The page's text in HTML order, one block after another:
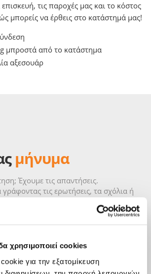
χρησιμοποιεί cookies
για την εξατομίκευση
τις παροχές μας και το κόστος
μπορείς να έρθεις στο κατάστημά μας!
μπροστά από το κατάστημα
αξεσουάρ
μήνυμα
Έχουμε τις απαντήσεις.
τις ερωτήσεις, τα σχόλια ή
μαζί σου το συντομότερο δυνατόν.